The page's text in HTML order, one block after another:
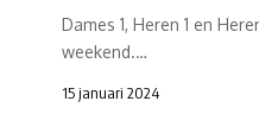
Dames 1, Heren 1 en
weekend.…
15 januari 2024